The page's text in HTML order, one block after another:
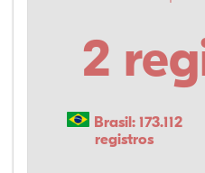
2
Brasil: 173.112
registros